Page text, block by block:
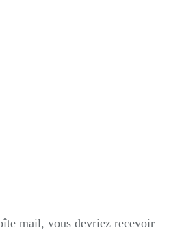
mail, vous devriez recevoir